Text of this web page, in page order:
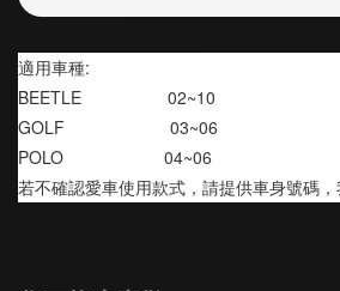
適用車種:
BEETLE                  02~10
GOLF                      03~06
POLO                     04~06
若不確認愛車使用款式，請提供車身號碼